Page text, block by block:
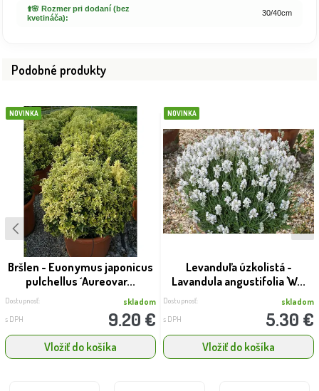
⬆️🌸 Rozmer pri dodaní (bez
kvetináča):
30/40cm
Podobné produkty
NOVINKA
Bršlen - Euonymus japonicus
pulchellus ´Aureovar...
Dostupnosť: skladom
s DPH 9.20 €
Vložiť do košíka
NOVINKA
Levanduľa úzkolistá -
Lavandula angustifolia 'W...
Dostupnosť: skladom
s DPH 5.30 €
Vložiť do košíka